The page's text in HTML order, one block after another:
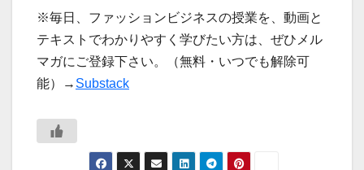
※毎日、ファッションビジネスの授業を、動画と
テキストでわかりやすく学びたい方は、ぜひメル
マガにご登録下さい。（無料・いつでも解除可
能）→ Substack